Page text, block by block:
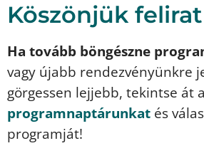
Köszönjük
Ha tovább böngészne
vagy újabb rendezvényünkre
görgessen lejjebb, tekintse át
programnaptárunkat és
programját!